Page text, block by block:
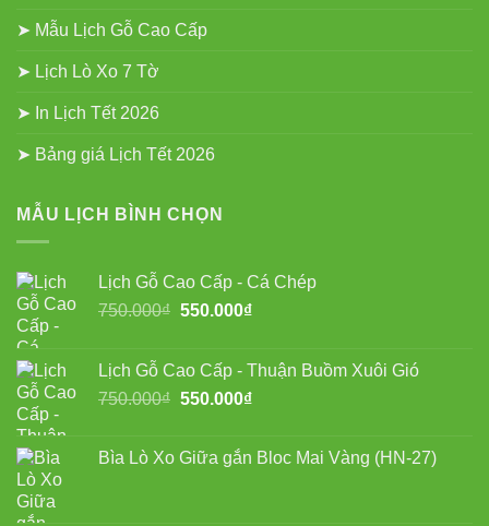
➤ Mẫu Lịch Gỗ Cao Cấp
➤ Lịch Lò Xo 7 Tờ
➤ In Lịch Tết 2026
➤ Bảng giá Lịch Tết 2026
MẪU LỊCH BÌNH CHỌN
Lịch Gỗ Cao Cấp - Cá Chép
750.000₫ Giá
750.000₫.
550.000₫Giá
là:
550.000₫.
Lịch Gỗ Cao Cấp - Thuận Buồm Xuôi Gió
750.000₫ Giá
750.000₫.
550.000₫Giá
là:
Bìa Lò Xo Giữa gắn Bloc Mai Vàng (HN-27)